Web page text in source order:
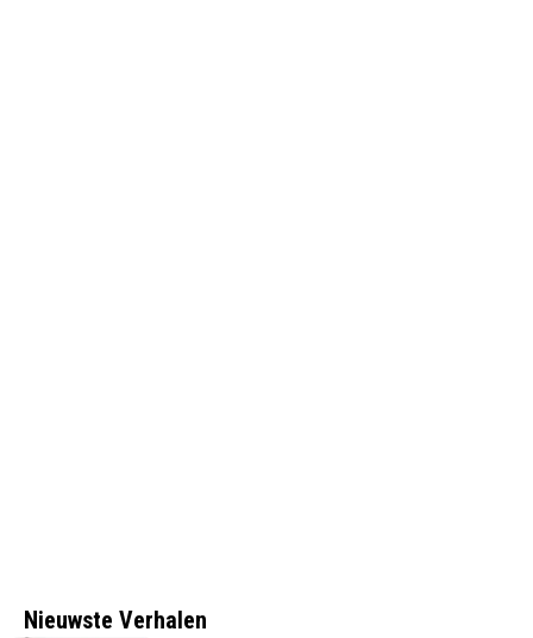
Nieuwste Verhalen